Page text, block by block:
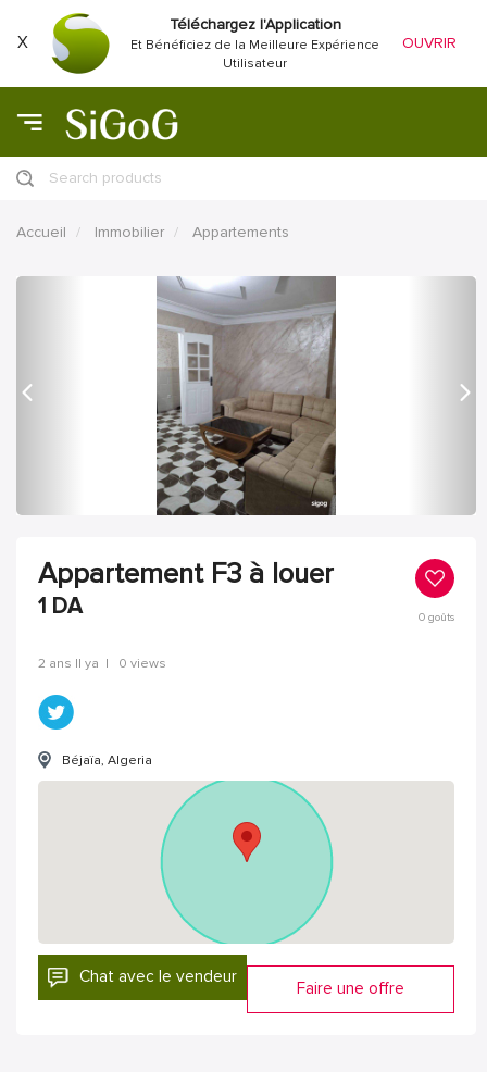
X
Téléchargez l'Application
Et Bénéficiez de la Meilleure Expérience
Utilisateur
OUVRIR
Search products
Accueil Immobilier Appartements
Appartement F3 à louer
1 DA 0goûts
2 ans Il ya | 0 views
Béjaïa, Algeria
Chat avec le vendeur
Faire une offre